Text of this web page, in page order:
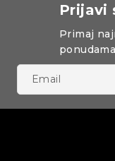
Prijavi
Primaj